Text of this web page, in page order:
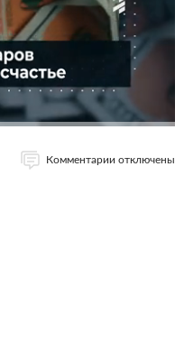
Комментарии отключены